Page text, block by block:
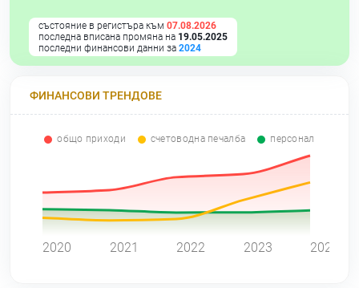
състояние в регистъра към 07.08.2026
последна вписана промяна на 19.05.2025
последни финансови данни за 2024
ФИНАНСОВИ ТРЕНДОВЕ
общо приходи счетоводна печалба персонал
2020 2021 2022 2023 2024